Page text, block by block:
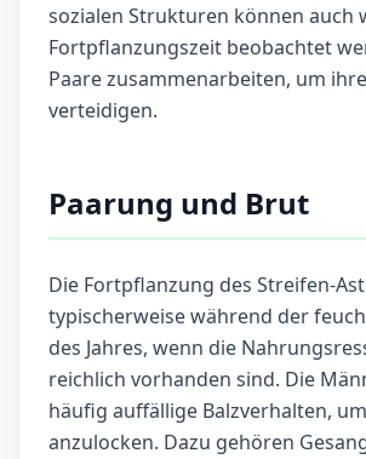
sozialen Strukturen können auch
Fortpflanzungszeit beobachtet
Paare zusammenarbeiten, um
verteidigen.
Paarung und Brut
Die Fortpflanzung des Streifen-
typischerweise während der
des Jahres, wenn die
reichlich vorhanden sind. Die
häufig auffällige Balzverhalten,
anzulocken. Dazu gehören